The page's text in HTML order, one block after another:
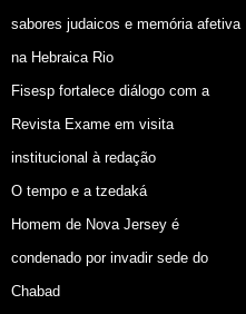
sabores judaicos e memória afetiva
na Hebraica Rio
Fisesp fortalece diálogo com a
Revista Exame em visita
institucional à redação
O tempo e a tzedaká
Homem de Nova Jersey é
condenado por invadir sede do
Chabad